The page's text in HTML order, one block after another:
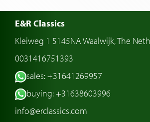
E&R Classics
Kleiweg 1 5145NA Waalwijk, The
0031416751393
sales: +31641269957
buying: +31638603996
info@erclassics.com